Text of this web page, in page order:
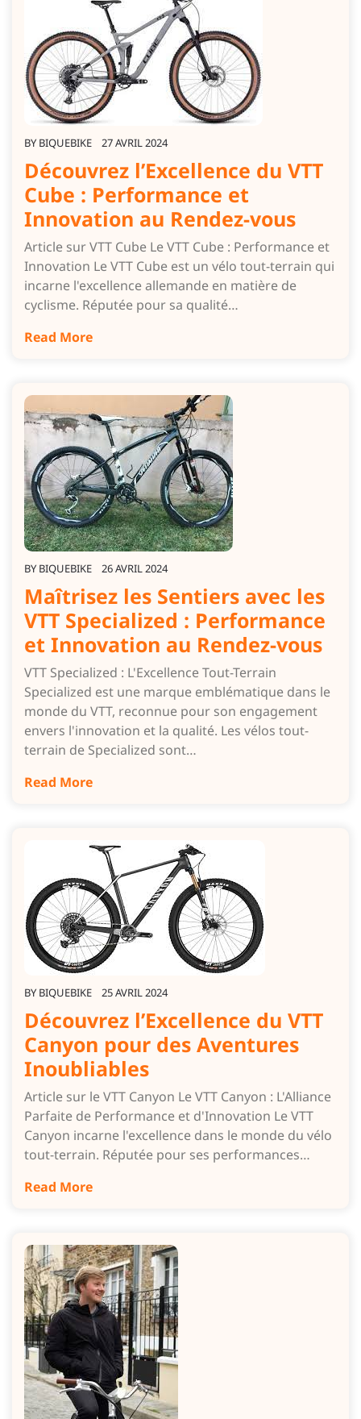
BY BIQUEBIKE 27 AVRIL 2024
Découvrez l’Excellence du VTT
Cube : Performance et
Innovation au Rendez-vous
Article sur VTT Cube Le VTT Cube : Performance et
Innovation Le VTT Cube est un vélo tout-terrain qui
incarne l'excellence allemande en matière de
cyclisme. Réputée pour sa qualité…
Read More
BY BIQUEBIKE 26 AVRIL 2024
Maîtrisez les Sentiers avec les
VTT Specialized : Performance
et Innovation au Rendez-vous
VTT Specialized : L'Excellence Tout-Terrain
Specialized est une marque emblématique dans le
monde du VTT, reconnue pour son engagement
envers l'innovation et la qualité. Les vélos tout-
terrain de Specialized sont…
Read More
BY BIQUEBIKE 25 AVRIL 2024
Découvrez l’Excellence du VTT
Canyon pour des Aventures
Inoubliables
Article sur le VTT Canyon Le VTT Canyon : L'Alliance
Parfaite de Performance et d'Innovation Le VTT
Canyon incarne l'excellence dans le monde du vélo
tout-terrain. Réputée pour ses performances…
Read More